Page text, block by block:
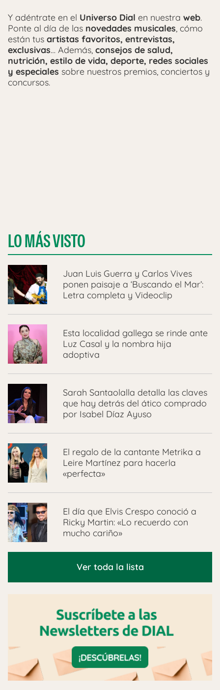
Y adéntrate en el Universo Dial en nuestra web.
Ponte al día de las novedades musicales, cómo
están tus artistas favoritos, entrevistas,
exclusivas… Además, consejos de salud,
nutrición, estilo de vida, deporte, redes sociales
y especiales sobre nuestros premios, conciertos y
concursos.
LO MÁS VISTO
Juan Luis Guerra y Carlos Vives
ponen paisaje a ‘Buscando el Mar’:
Letra completa y Videoclip
Esta localidad gallega se rinde ante
Luz Casal y la nombra hija
adoptiva
Sarah Santaolalla detalla las claves
que hay detrás del ático comprado
por Isabel Díaz Ayuso
El regalo de la cantante Metrika a
Leire Martínez para hacerla
«perfecta»
El día que Elvis Crespo conoció a
Ricky Martin: «Lo recuerdo con
mucho cariño»
Ver toda la lista